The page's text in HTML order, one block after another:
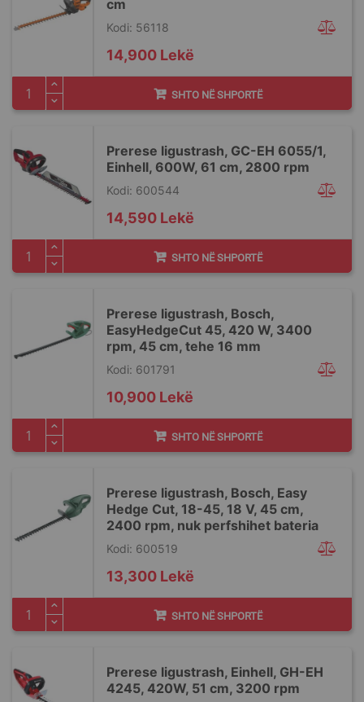
cm
Kodi: 56118
14,900 Lekë
SHTO NË SHPORTË
Prerese ligustrash, GC-EH 6055/1,
Einhell, 600W, 61 cm, 2800 rpm
Kodi: 600544
14,590 Lekë
SHTO NË SHPORTË
Prerese ligustrash, Bosch,
EasyHedgeCut 45, 420 W, 3400
rpm, 45 cm, tehe 16 mm
Kodi: 601791
10,900 Lekë
SHTO NË SHPORTË
Prerese ligustrash, Bosch, Easy
Hedge Cut, 18-45, 18 V, 45 cm,
2400 rpm, nuk perfshihet bateria
Kodi: 600519
13,300 Lekë
SHTO NË SHPORTË
Prerese ligustrash, Einhell, GΗ-EH
4245, 420W, 51 cm, 3200 rpm